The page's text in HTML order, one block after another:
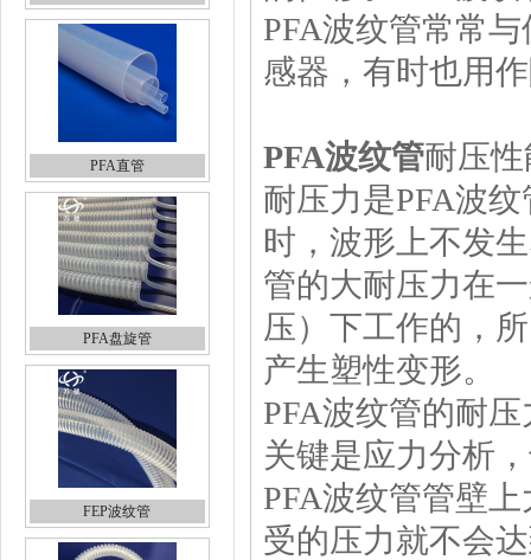
PFA直管
PFA盘旋管
FEP波纹管
PFA波纹管常常
感器，有时也用
PFA波纹管耐压
耐压力是PFA波纹
时，波形上不发
管的大耐压力在
压）下工作的，
产生塑性变形。
PFA波纹管的耐
关键是应力分析
PFA波纹管管壁
受的压力就不会